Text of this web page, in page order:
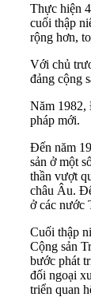
Thực hiện
cuối thập
rộng hơn,
Với chủ
đảng cộng
Năm 1982,
pháp mới.
Đến năm
sản ở một
thần vượt
châu Âu.
ở các nước
Cuối thập
Cộng sản
bước phát
đối ngoại
triển quan